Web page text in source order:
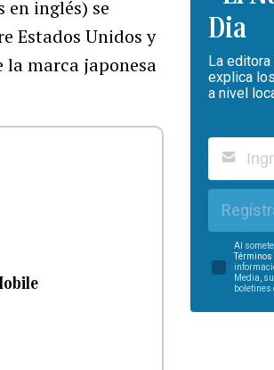
en inglés) se
Estados Unidos y
la marca japonesa
La
explica
a nivel
Al
Términos
Media,
boletines